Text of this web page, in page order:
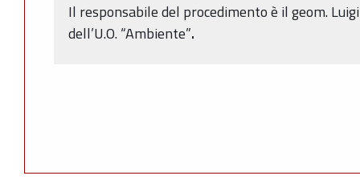
Il responsabile del procedimento è il geom.
dell’U.O. “Ambiente”.